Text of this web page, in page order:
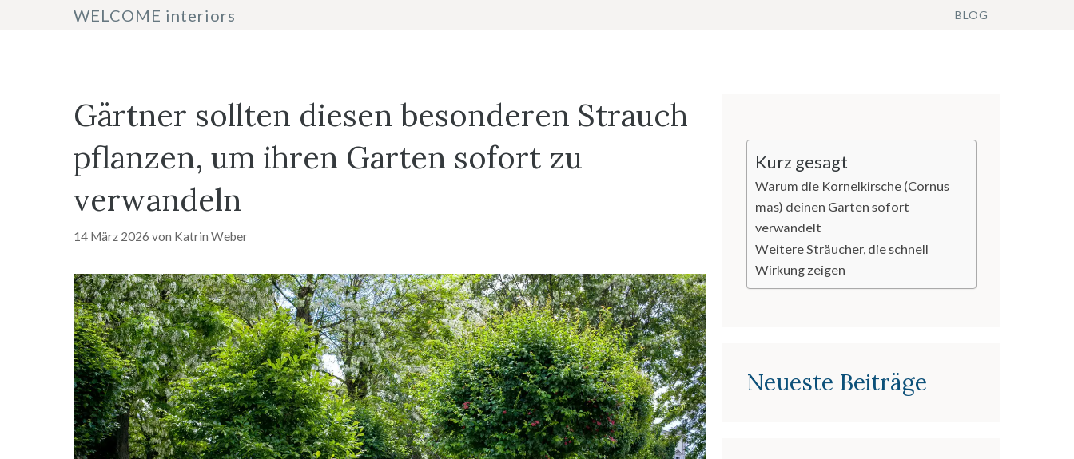
WELCOME interiors BLOG
Gärtner sollten diesen besonderen Strauch
pflanzen, um ihren Garten sofort zu
verwandeln
14 März 2026 von Katrin Weber
Kurz gesagt
Warum die Kornelkirsche (Cornus
mas) deinen Garten sofort
verwandelt
Weitere Sträucher, die schnell
Wirkung zeigen
Neueste Beiträge